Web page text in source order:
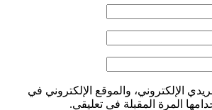
الإلكتروني، والموقع الإلكتروني في
المرة المقبلة في تعليقي.